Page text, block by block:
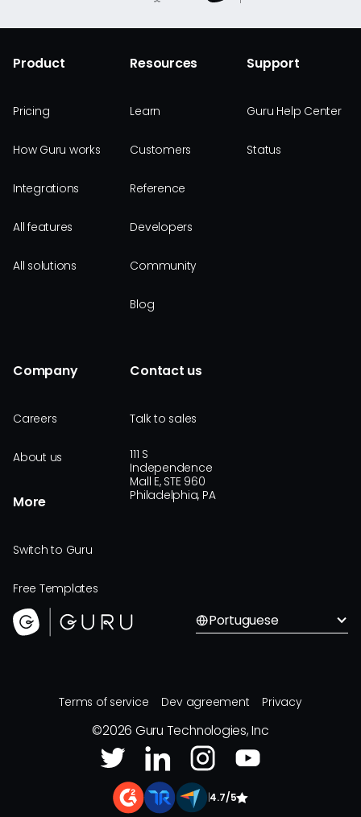
Product
Pricing
How Guru works
Integrations
All features
All solutions
Resources
Learn
Customers
Reference
Developers
Community
Blog
Support
Guru Help Center
Status
Company
Careers
About us
More
Switch to Guru
Free Templates
Contact us
Talk to sales
111 S
Independence
Mall E, STE 960
Philadelphia, PA
Portuguese
Terms of service Dev agreement Privacy
©2026 Guru Technologies, Inc
4.7/5